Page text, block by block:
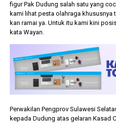
figur Pak Dudung salah satu yang
kami lihat pesta olahraga khususnya
kan ramai ya. Untuk itu kami kini
kata Wayan.
Perwakilan Pengprov Sulawesi
kepada Dudung atas gelaran Kasad